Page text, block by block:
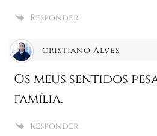
Responder
cristiano Alves
Os meus sentidos
família.
Responder